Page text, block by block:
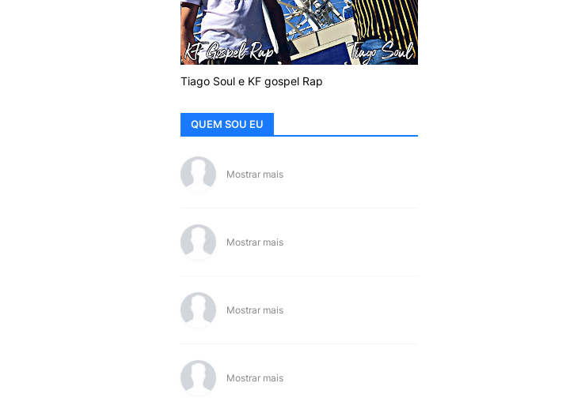
Tiago Soul e KF gospel Rap
QUEM SOU EU
Mostrar mais
Mostrar mais
Mostrar mais
Mostrar mais